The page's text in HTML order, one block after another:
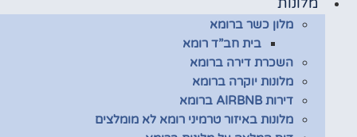
מלון כשר ברומא
בית חב”ד רומא
השכרת דירה ברומא
מלונות יוקרה ברומא
דירות AIRBNB ברומא
מלונות באיזור טרמיני רומא לא מומלצים